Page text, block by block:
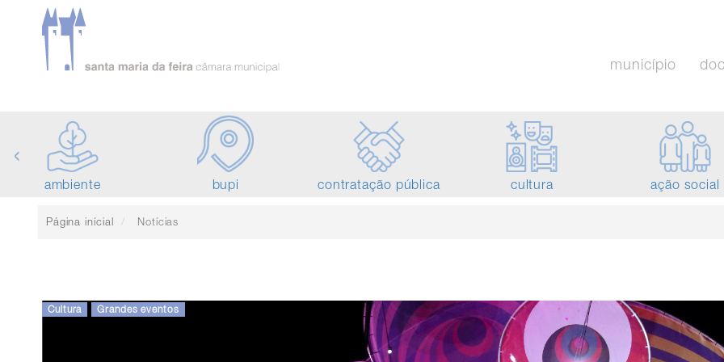
município
ambiente bupi contratação pública cultura ação social
‹
Página inícial Notícias
Cultura Grandes eventos